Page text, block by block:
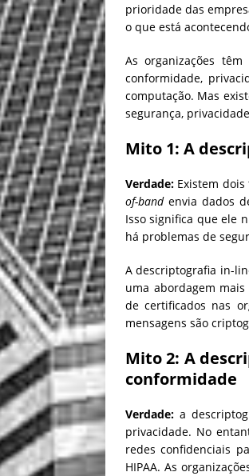
prioridade das
o que está
As organizações
conformidade,
computação. Mas
segurança,
Mito 1: A
Verdade: Existem
of-bandenvia dados
Isso significa que ele
há problemas de
A descriptografia in-
uma abordagem
de certificados nas
mensagens são
Mito 2: A
conformidade
Verdade:a
privacidade. No
redes confidenciais
HIPAA. As